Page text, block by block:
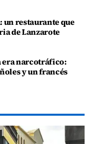
un restaurante que
de Lanzarote
era narcotráfico:
y un francés